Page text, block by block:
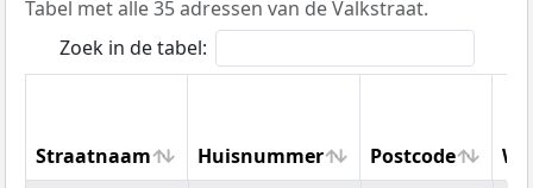
Tabel met alle 35 adressen van de Valkstraat.
Zoek in de tabel:
Straatnaam Huisnummer Postcode